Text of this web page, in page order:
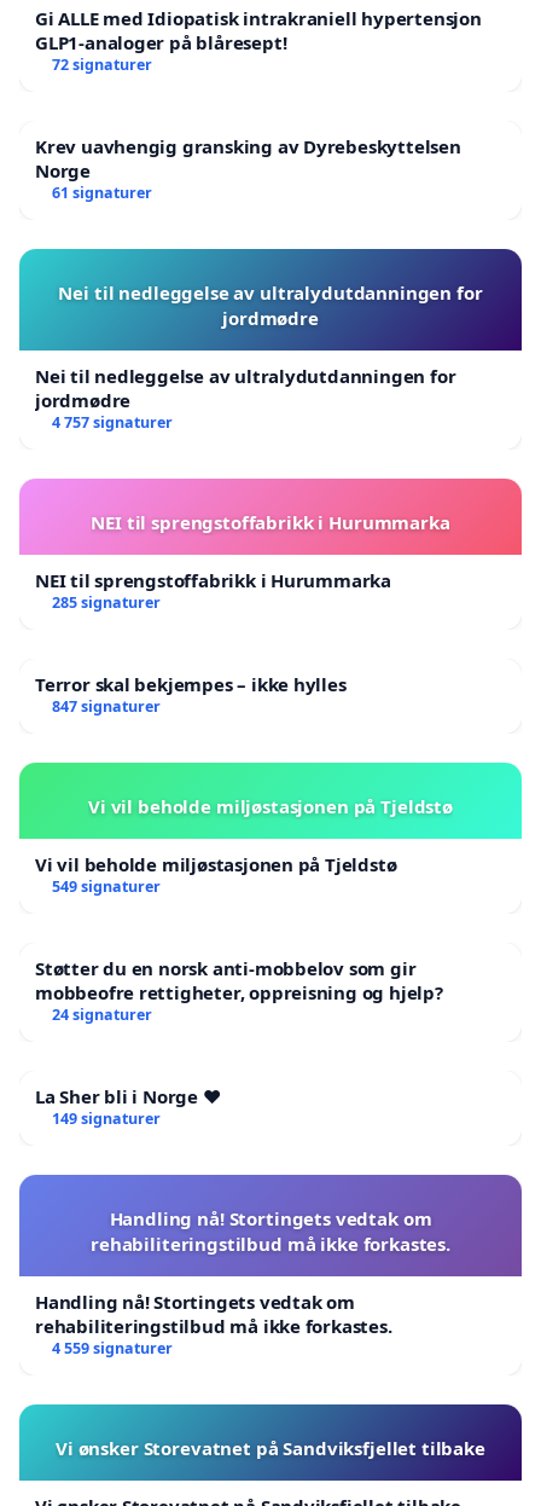
Gi ALLE med Idiopatisk intrakraniell hypertensjon
GLP1-analoger på blåresept!
72 signaturer
Krev uavhengig gransking av Dyrebeskyttelsen
Norge
61 signaturer
Nei til nedleggelse av ultralydutdanningen for
jordmødre
Nei til nedleggelse av ultralydutdanningen for
jordmødre
4 757 signaturer
NEI til sprengstoffabrikk i Hurummarka
NEI til sprengstoffabrikk i Hurummarka
285 signaturer
Terror skal bekjempes – ikke hylles
847 signaturer
Vi vil beholde miljøstasjonen på Tjeldstø
Vi vil beholde miljøstasjonen på Tjeldstø
549 signaturer
Støtter du en norsk anti-mobbelov som gir
mobbeofre rettigheter, oppreisning og hjelp?
24 signaturer
La Sher bli i Norge ❤️
149 signaturer
Handling nå! Stortingets vedtak om
rehabiliteringstilbud må ikke forkastes.
Handling nå! Stortingets vedtak om
rehabiliteringstilbud må ikke forkastes.
4 559 signaturer
Vi ønsker Storevatnet på Sandviksfjellet tilbake